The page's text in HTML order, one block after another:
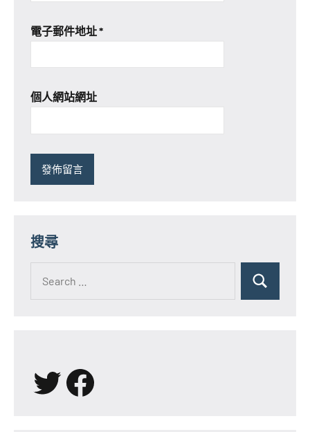
電子郵件地址*
個人網站網址
搜尋
for:
Search
X Facebook